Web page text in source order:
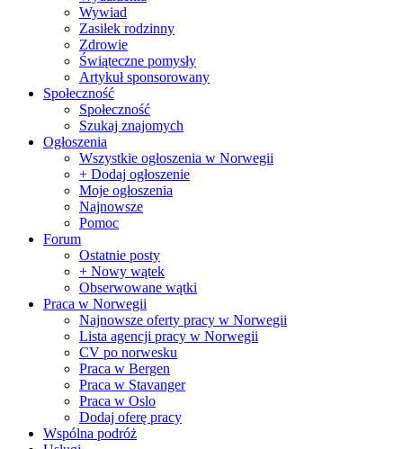
Wywiad
Zasiłek rodzinny
Zdrowie
Świąteczne pomysły
Artykuł sponsorowany
Społeczność
Społeczność
Szukaj znajomych
Ogłoszenia
Wszystkie ogłoszenia w Norwegii
+ Dodaj ogłoszenie
Moje ogłoszenia
Najnowsze
Pomoc
Forum
Ostatnie posty
+ Nowy wątek
Obserwowane wątki
Praca w Norwegii
Najnowsze oferty pracy w Norwegii
Lista agencji pracy w Norwegii
CV po norwesku
Praca w Bergen
Praca w Stavanger
Praca w Oslo
Dodaj oferę pracy
Wspólna podróż